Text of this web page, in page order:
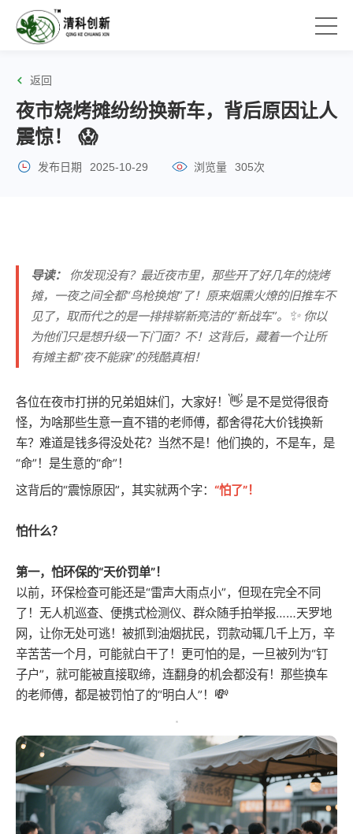
返回
夜市烧烤摊纷纷换新车，背后原因让人
震惊！ 😱
发布日期 2025-10-29 浏览量 305次
导读：
你发现没有？最近夜市里，那些开了好几年的烧烤
摊，一夜之间全都“鸟枪换炮”了！原来烟熏火燎的旧推车不
见了，取而代之的是一排排崭新亮洁的“新战车”。
✨你以
为他们只是想升级一下门面？不！这背后，藏着一个让所
有摊主都“夜不能寐”的残酷真相！
各位在夜市打拼的兄弟姐妹们，大家好！ 👋是不是觉得很奇
怪，为啥那些生意一直不错的老师傅，都舍得花大价钱换新
车？难道是钱多得没处花？当然不是！他们换的，不是车，是
“命”！是生意的“命”！
这背后的“震惊原因”，其实就两个字： “怕了”！
怕什么？
第一，怕环保的“天价罚单”！
以前，环保检查可能还是“雷声大雨点小”，但现在完全不同
了！无人机巡查、便携式检测仪、群众随手拍举报……天罗地
网，让你无处可逃！被抓到油烟扰民，罚款动辄几千上万，辛
辛苦苦一个月，可能就白干了！更可怕的是，一旦被列为“钉
子户”，就可能被直接取缔，连翻身的机会都没有！那些换车
的老师傅，都是被罚怕了的“明白人”！ 💸